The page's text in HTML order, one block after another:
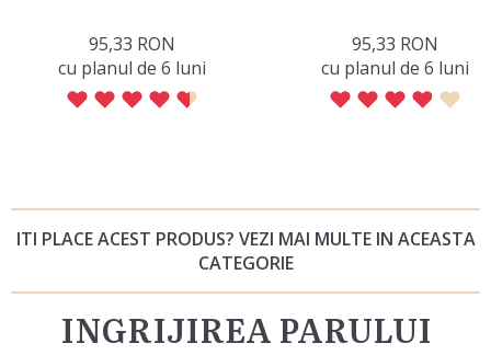
95,33 RON
сu planul de 6 luni
95,33 RON
сu planul de 6 luni
ITI PLACE ACEST PRODUS? VEZI MAI MULTE IN ACEASTA
CATEGORIE
INGRIJIREA PARULUI